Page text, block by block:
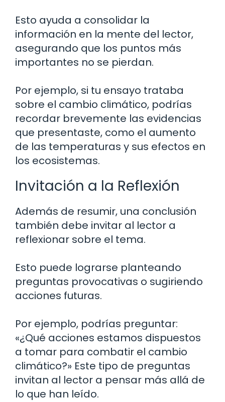
Esto ayuda a consolidar la
información en la mente del lector,
asegurando que los puntos más
importantes no se pierdan.
Por ejemplo, si tu ensayo trataba
sobre el cambio climático, podrías
recordar brevemente las evidencias
que presentaste, como el aumento
de las temperaturas y sus efectos en
los ecosistemas.
Invitación a la Reflexión
Además de resumir, una conclusión
también debe invitar al lector a
reflexionar sobre el tema.
Esto puede lograrse planteando
preguntas provocativas o sugiriendo
acciones futuras.
Por ejemplo, podrías preguntar:
«¿Qué acciones estamos dispuestos
a tomar para combatir el cambio
climático?» Este tipo de preguntas
invitan al lector a pensar más allá de
lo que han leído.